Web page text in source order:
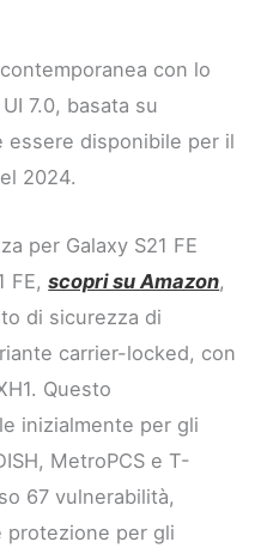
con lo
7.0, basata su
essere disponibile per il
2024.
per Galaxy S21 FE
FE,scopri su Amazon,
di sicurezza di
carrier-locked, con
Questo
inizialmente per gli
MetroPCS e T-
67 vulnerabilità,
protezione per gli